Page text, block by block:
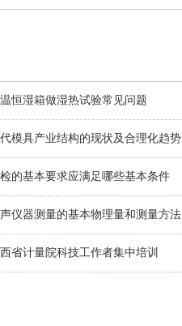
恒湿箱做湿热试验常见问题
模具产业结构的现状及合理化趋势
的基本要求应满足哪些基本条件
仪器测量的基本物理量和测量方法
省计量院科技工作者集中培训